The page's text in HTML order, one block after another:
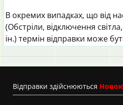
В окремих випадках, що від
(Обстріли, відключення
ін.) термін відправки може
Вiдправки здійснюються